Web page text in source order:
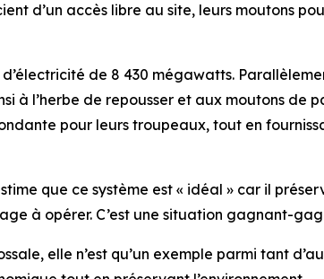
d’un accès libre au site, leurs moutons
de 8 430 mégawatts.
à l’herbe de repousser et aux moutons de
pour leurs troupeaux, tout en
que ce système est « idéal » car il
à opérer. C’est une situation gagnant-
elle n’est qu’un exemple parmi tant